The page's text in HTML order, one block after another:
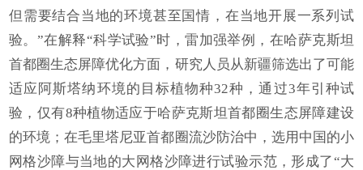
但需要结合当地的环境甚至国情，在当地开展一系列试
验。”在解释“科学试验”时，雷加强举例，在哈萨克斯坦
首都圈生态屏障优化方面，研究人员从新疆筛选出了可能
适应阿斯塔纳环境的目标植物种32种，通过3年引种试
验，仅有8种植物适应于哈萨克斯坦首都圈生态屏障建设
的环境；在毛里塔尼亚首都圈流沙防治中，选用中国的小
网格沙障与当地的大网格沙障进行试验示范，形成了“大